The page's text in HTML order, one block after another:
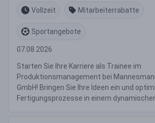
Vollzeit
Mitarbeiterrabatte
Sportangebote
07.08.2026
Starten Sie Ihre Karriere als Trainee im
Produktionsmanagement bei
GmbH! Bringen Sie Ihre Ideen ein und
Fertigungsprozesse in einem